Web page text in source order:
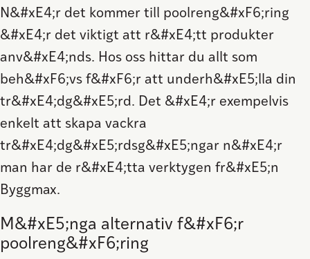
N&#xE4;r det kommer till poolreng&#xF6;ring
&#xE4;r det viktigt att r&#xE4;tt produkter
anv&#xE4;nds. Hos oss hittar du allt som
beh&#xF6;vs f&#xF6;r att underh&#xE5;lla din
tr&#xE4;dg&#xE5;rd. Det &#xE4;r exempelvis
enkelt att skapa vackra
tr&#xE4;dg&#xE5;rdsg&#xE5;ngar n&#xE4;r
man har de r&#xE4;tta verktygen fr&#xE5;n
Byggmax.
M&#xE5;nga alternativ f&#xF6;r
poolreng&#xF6;ring